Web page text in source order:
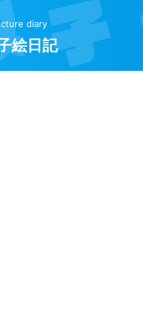
diary
絵日記